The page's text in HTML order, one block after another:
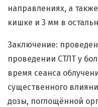
направлениях, а
кишке и 3 мм в
Заключение:
проведении СТЛТ у
время сеанса
существенного
дозы, поглощённой